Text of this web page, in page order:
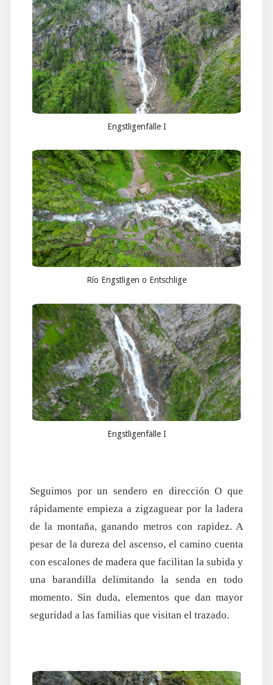
Engstligenfälle I
Río Engstligen o Entschlige
Engstligenfälle I
Seguimos por un sendero en dirección O que
rápidamente empieza a zigzaguear por la ladera
de la montaña, ganando metros con rapidez. A
pesar de la dureza del ascenso, el camino cuenta
con escalones de madera que facilitan la subida y
una barandilla delimitando la senda en todo
momento. Sin duda, elementos que dan mayor
seguridad a las familias que visitan el trazado.